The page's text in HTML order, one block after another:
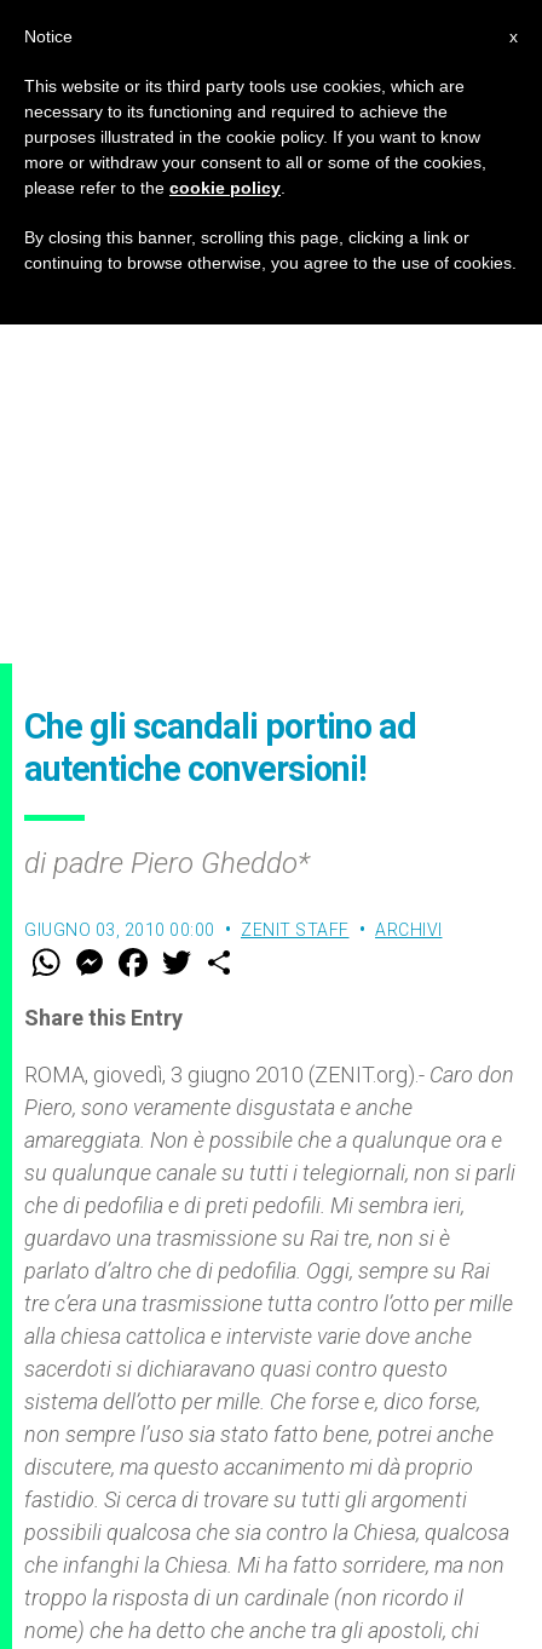
Che gli scandali portino ad
autentiche conversioni!
di padre Piero Gheddo*
GIUGNO 03, 2010 00:00 ZENIT STAFF ARCHIVI
W
t
s
p
p
M
e
s
e
g
e
r
F
a
e
b
o
k
w
r
Share this Entry
ROMA, giovedì, 3 giugno 2010 (ZENIT.org).- Caro don
Piero, sono veramente disgustata e anche
amareggiata. Non è possibile che a qualunque ora e
su qualunque canale su tutti i telegiornali, non si parli
che di pedofilia e di preti pedofili. Mi sembra ieri,
guardavo una trasmissione su Rai tre, non si è
parlato d’altro che di pedofilia. Oggi, sempre su Rai
tre c’era una trasmissione tutta contro l’otto per mille
alla chiesa cattolica e interviste varie dove anche
sacerdoti si dichiaravano quasi contro questo
sistema dell’otto per mille. Che forse e, dico forse,
non sempre l’uso sia stato fatto bene, potrei anche
discutere, ma questo accanimento mi dà proprio
fastidio. Si cerca di trovare su tutti gli argomenti
possibili qualcosa che sia contro la Chiesa, qualcosa
che infanghi la Chiesa. Mi ha fatto sorridere, ma non
troppo la risposta di un cardinale (non ricordo il
nome) che ha detto che anche tra gli apostoli, chi
x
Notice
This website or its third party tools use cookies, which are
necessary to its functioning and required to achieve the
purposes illustrated in the cookie policy. If you want to know
more or withdraw your consent to all or some of the cookies,
please refer to the cookie policy
By closing this banner, scrolling this page, clicking a link or
continuing to browse otherwise, you agree to the use of cookies.